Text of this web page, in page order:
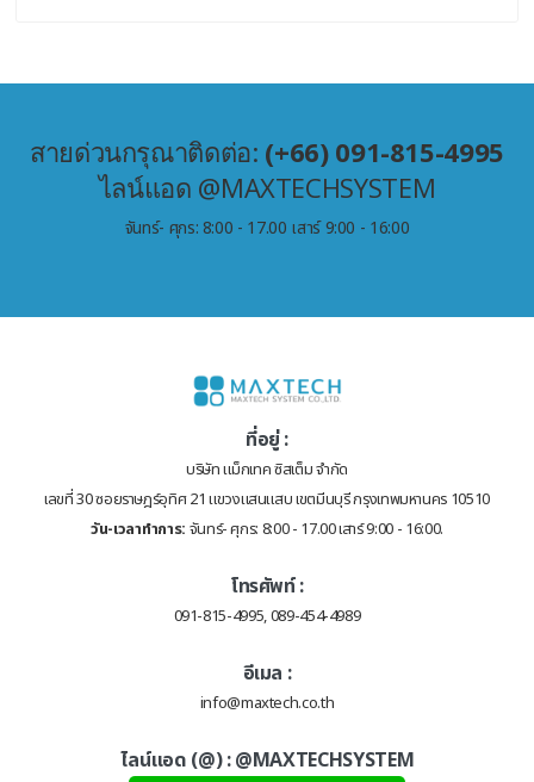
สายด่วนกรุณาติดต่อ: (+66) 091-815-4995
ไลน์แอด @MAXTECHSYSTEM
จันทร์- ศุกร: 8:00 - 17.00 เสาร์ 9:00 - 16:00
ที่อยู่ :
บริษัท แม็กเทค ซิสเต็ม จำกัด
เลขที่ 30 ซอยราษฎร์อุทิศ 21 แขวงแสนแสบ เขตมีนบุรี กรุงเทพมหานคร 10510
วัน-เวลาทำการ: จันทร์- ศุกร: 8:00 - 17.00 เสาร์ 9:00 - 16:00.
โทรศัพท์ :
091-815-4995, 089-454-4989
อีเมล :
info@maxtech.co.th
ไลน์แอด (@) :@MAXTECHSYSTEM